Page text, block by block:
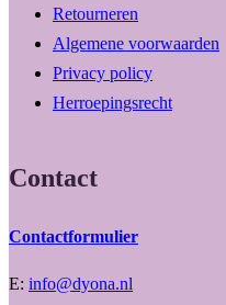
Retourneren
Algemene voorwaarden
Privacy policy
Herroepingsrecht
Contact
Contactformulier
E: info@dyona.nl